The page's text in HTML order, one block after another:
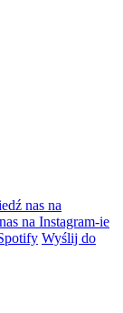
nas na
na Instagram-ie
Wyślij do